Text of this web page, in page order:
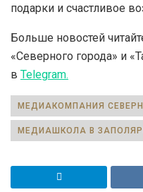
подарки и счастливое
Больше новостей
«Северного города» и
в Telegram.
МЕДИАКОМПАНИЯ
МЕДИАШКОЛА В